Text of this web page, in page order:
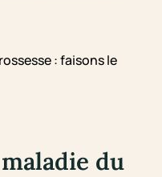
: faisons le
du